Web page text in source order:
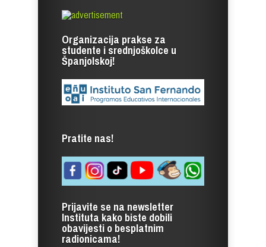
Organizacija prakse za
studente i srednjoškolce u
Španjolskoj!
Pratite nas!
Prijavite se na newsletter
Instituta kako biste dobili
obavijesti o besplatnim
radionicama!